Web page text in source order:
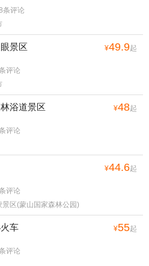
条评论
景区 ¥49.9起
评论
浴道景区 ¥48起
评论
¥44.6起
评论
景区(蒙山国家森林公园)
车 ¥55起
评论